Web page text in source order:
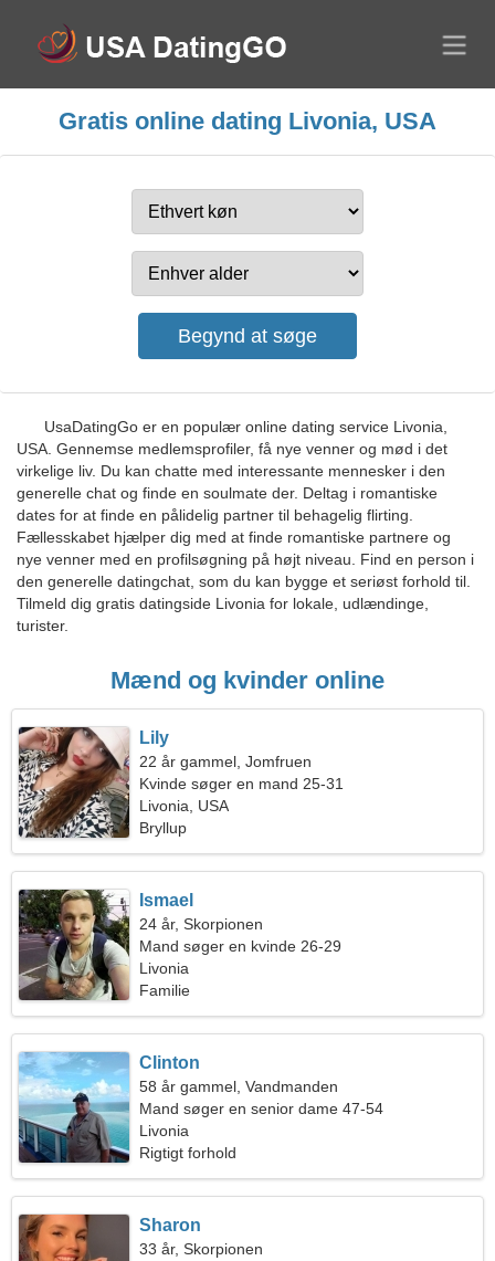
Gratis online dating Livonia, USA
UsaDatingGo er en populær online dating service Livonia,
USA. Gennemse medlemsprofiler, få nye venner og mød i det
virkelige liv. Du kan chatte med interessante mennesker i den
generelle chat og finde en soulmate der. Deltag i romantiske
dates for at finde en pålidelig partner til behagelig flirting.
Fællesskabet hjælper dig med at finde romantiske partnere og
nye venner med en profilsøgning på højt niveau. Find en person i
den generelle datingchat, som du kan bygge et seriøst forhold til.
Tilmeld dig gratis datingside Livonia for lokale, udlændinge,
turister.
Mænd og kvinder online
Lily
22 år gammel, Jomfruen
Kvinde søger en mand 25-31
Livonia, USA
Bryllup
Ismael
24 år, Skorpionen
Mand søger en kvinde 26-29
Livonia
Familie
Clinton
58 år gammel, Vandmanden
Mand søger en senior dame 47-54
Livonia
Rigtigt forhold
Sharon
33 år, Skorpionen